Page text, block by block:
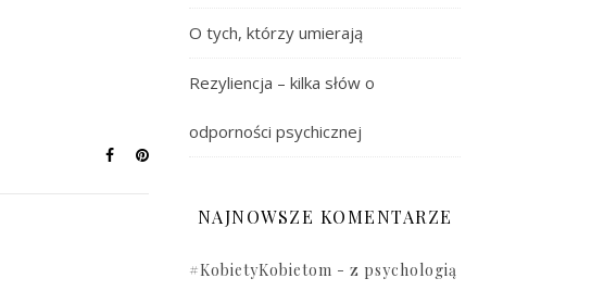
O tych, którzy umierają
Rezyliencja – kilka słów o
odporności psychicznej
NAJNOWSZE KOMENTARZE
#KobietyKobietom - z psychologią